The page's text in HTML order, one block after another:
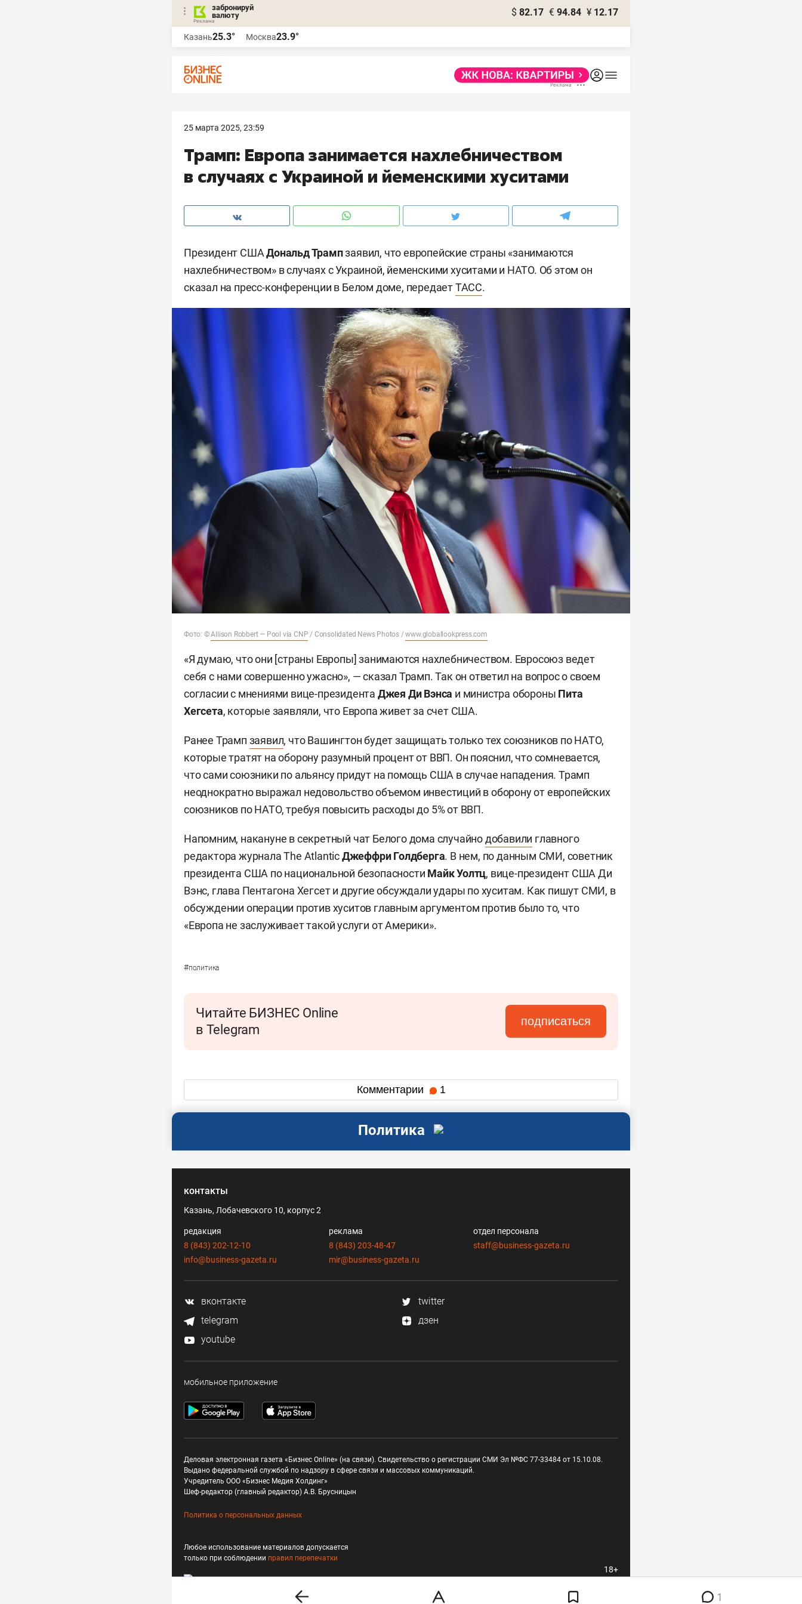
забронируй
валюту
$ 82.17 € 94.84 ¥ 12.17
Казань25.3° Москва23.9°
25 марта 2025, 23:59
Трамп: Европа занимается нахлебничеством
в случаях с Украиной и йеменскими хуситами
Президент СШАДональд Трампзаявил, что европейские страны «занимаются
нахлебничеством» в случаях с Украиной, йеменскими хуситами и НАТО. Об этом он
сказал на пресс-конференции в Белом доме, передаетТАСС.
Фото: ©Allison Robbert — Pool via CNP / Consolidated News Photos /www.globallookpress.com
«Я думаю, что они [страны Европы] занимаются нахлебничеством. Евросоюз ведет
себя с нами совершенно ужасно», — сказал Трамп. Так он ответил на вопрос о своем
согласии с мнениями вице-президента Джея Ди Вэнса и министра обороны Пита
Хегсета, которые заявляли, что Европа живет за счет США.
Ранее Трамп заявил, что Вашингтон будет защищать только тех союзников по НАТО,
которые тратят на оборону разумный процент от ВВП. Он пояснил, что сомневается,
что сами союзники по альянсу придут на помощь США в случае нападения. Трамп
неоднократно выражал недовольство объемом инвестиций в оборону от европейских
союзников по НАТО, требуя повысить расходы до 5% от ВВП.
Напомним, накануне в секретный чат Белого дома случайнодобавили главного
редактора журнала The AtlanticДжеффри Голдберга. В нем, по данным СМИ, советник
президента США по национальной безопасности Майк Уолтц, вице-президент США Ди
Вэнс, глава Пентагона Хегсет и другие обсуждали удары по хуситам. Как пишут СМИ, в
обсуждении операции против хуситов главным аргументом против было то, что
«Европа не заслуживает такой услуги от Америки».
#политика
Читайте БИЗНЕС Online
в Telegram
подписаться
Комментарии 1
1
Политика
контакты
Казань, Лобачевского 10, корпус 2
редакция
8 (843) 202-12-10
info@business-gazeta.ru
реклама
8 (843) 203-48-47
mir@business-gazeta.ru
отдел персонала
staff@business-gazeta.ru
вконтакте
twitter
telegram
дзен
youtube
мобильное приложение
Деловая электронная газета «Бизнес Online» (на связи). Свидетельство о регистрации СМИ Эл №ФС 77-33484 от 15.10.08.
Выдано федеральной службой по надзору в сфере связи и массовых коммуникаций.
Учредитель ООО «Бизнес Медия Холдинг»
Шеф-редактор (главный редактор) А.В. Брусницын
Политика о персональных данных
Любое использование материалов допускается
только при соблюдении правил перепечатки
18+